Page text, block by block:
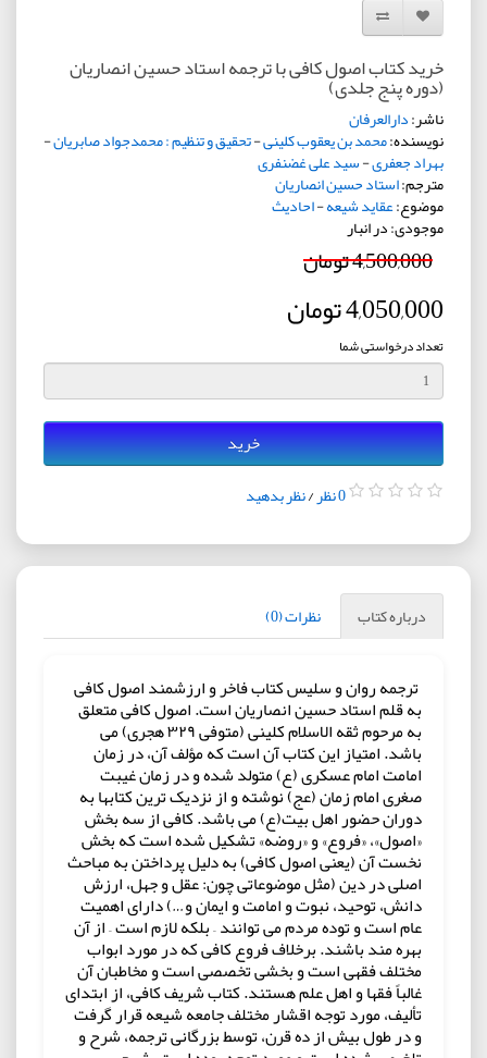
افزودن به لیست دلخواه
مقایسه این محصول
خرید کتاب اصول کافی با ترجمه استاد حسین انصاریان
(دوره پنج جلدی)
ناشر:دارالعرفان
نویسنده:محمد بن یعقوب کلینی-تحقیق و تنظیم : محمدجواد صابریان-
بهراد جعفری-سید علی غضنفری
مترجم:استاد حسین انصاریان
موضوع:عقاید شیعه-احادیث
موجودی: در انبار
4,500,000 تومان
4,050,000 تومان
تعداد درخواستی شما
خرید
0 نظر /نظر بدهید
درباره کتاب نظرات (0)
ترجمه روان و سلیس کتاب فاخر و ارزشمند اصول کافی
به قلم استاد حسین انصاریان است. اصول کافی متعلق
به مرحوم ثقه الاسلام کلینی (متوفی ۳۲۹ هجری) می
باشد. امتیاز این کتاب آن است که مؤلف آن، در زمان
امامت امام عسکری (ع) متولد شده و در زمان غیبت
صغری امام زمان (عج) نوشته و از نزدیک ترین کتابها به
دوران حضور اهل بیت(ع) می باشد. کافی از سه بخش
«اصول»، «فروع» و «روضه» تشکیل شده است که بخش
نخست آن (یعنی اصول کافی) به دلیل پرداختن به مباحث
اصلی در دین (مثل موضوعاتی چون: عقل و جهل، ارزش
دانش، توحید، نبوت و امامت و ایمان و…) دارای اهمیت
عام است و توده مردم می توانند – بلکه لازم است – از آن
بهره مند باشند. برخلاف فروع کافی که در مورد ابواب
مختلف فقهی است و بخشی تخصصی است و مخاطبان آن
غالباً فقها و اهل علم هستند. کتاب شریف کافی، از ابتدای
تألیف، مورد توجه اقشار مختلف جامعه شیعه قرار گرفت
و در طول بیش از ده قرن، توسط بزرگانی ترجمه، شرح و